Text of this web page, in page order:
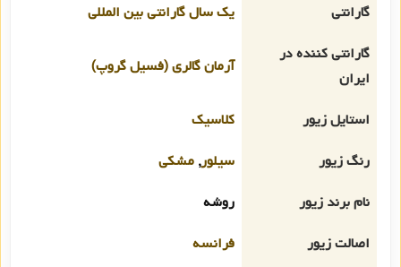
گارانتی
یک سال گارانتی بین المللی
گارانتی کننده در
ایران
آرمان گالری (فسیل گروپ)
استایل زیور
کلاسیک
رنگ زیور
سیلور, مشکی
نام برند زیور
روشه
اصالت زیور
فرانسه